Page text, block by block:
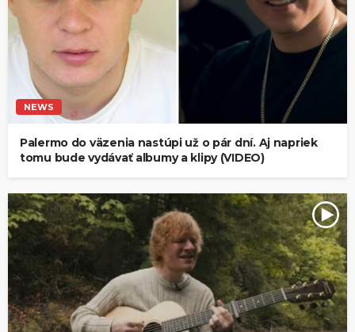
NEWS
Palermo do väzenia nastúpi už o pár dní. Aj napriek
tomu bude vydávať albumy a klipy (VIDEO)